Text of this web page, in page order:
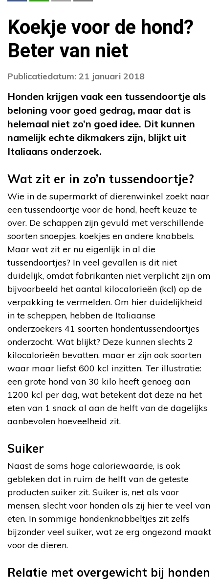
Koekje voor de hond?
Beter van niet
Publicatiedatum: 21 januari 2018
Honden krijgen vaak een tussendoortje als
beloning voor goed gedrag, maar dat is
helemaal niet zo’n goed idee. Dit kunnen
namelijk echte dikmakers zijn, blijkt uit
Italiaans onderzoek.
Wat zit er in zo’n tussendoortje?
Wie in de supermarkt of dierenwinkel zoekt naar
een tussendoortje voor de hond, heeft keuze te
over. De schappen zijn gevuld met verschillende
soorten snoepjes, koekjes en andere knabbels.
Maar wat zit er nu eigenlijk in al die
tussendoortjes? In veel gevallen is dit niet
duidelijk, omdat fabrikanten niet verplicht zijn om
bijvoorbeeld het aantal kilocalorieën (kcl) op de
verpakking te vermelden. Om hier duidelijkheid
in te scheppen, hebben de Italiaanse
onderzoekers 41 soorten hondentussendoortjes
onderzocht. Wat blijkt? Deze kunnen slechts 2
kilocalorieën bevatten, maar er zijn ook soorten
waar maar liefst 600 kcl inzitten. Ter illustratie:
een grote hond van 30 kilo heeft genoeg aan
1200 kcl per dag, wat betekent dat deze na het
eten van 1 snack al aan de helft van de dagelijks
aanbevolen hoeveelheid zit.
Suiker
Naast de soms hoge caloriewaarde, is ook
gebleken dat in ruim de helft van de geteste
producten suiker zit. Suiker is, net als voor
mensen, slecht voor honden als zij hier te veel van
eten. In sommige hondenknabbeltjes zit zelfs
bijzonder veel suiker, wat ze erg ongezond maakt
voor de dieren.
Relatie met overgewicht bij honden